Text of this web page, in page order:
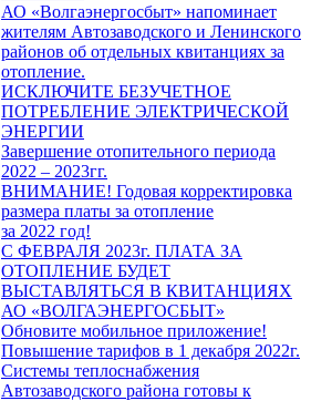
АО «Волгаэнергосбыт» напоминает
жителям Автозаводского и Ленинского
районов об отдельных квитанциях за
отопление.
ИСКЛЮЧИТЕ БЕЗУЧЕТНОЕ
ПОТРЕБЛЕНИЕ ЭЛЕКТРИЧЕСКОЙ
ЭНЕРГИИ
Завершение отопительного периода
2022 – 2023гг.
ВНИМАНИЕ! Годовая корректировка
размера платы за отопление
за 2022 год!
С ФЕВРАЛЯ 2023г. ПЛАТА ЗА
ОТОПЛЕНИЕ БУДЕТ
ВЫСТАВЛЯТЬСЯ В КВИТАНЦИЯХ
АО «ВОЛГАЭНЕРГОСБЫТ»
Обновите мобильное приложение!
Повышение тарифов в 1 декабря 2022г.
Системы теплоснабжения
Автозаводского района готовы к